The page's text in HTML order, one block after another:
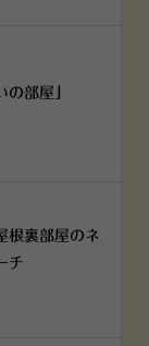
の部屋」
根裏部屋のネ
チ